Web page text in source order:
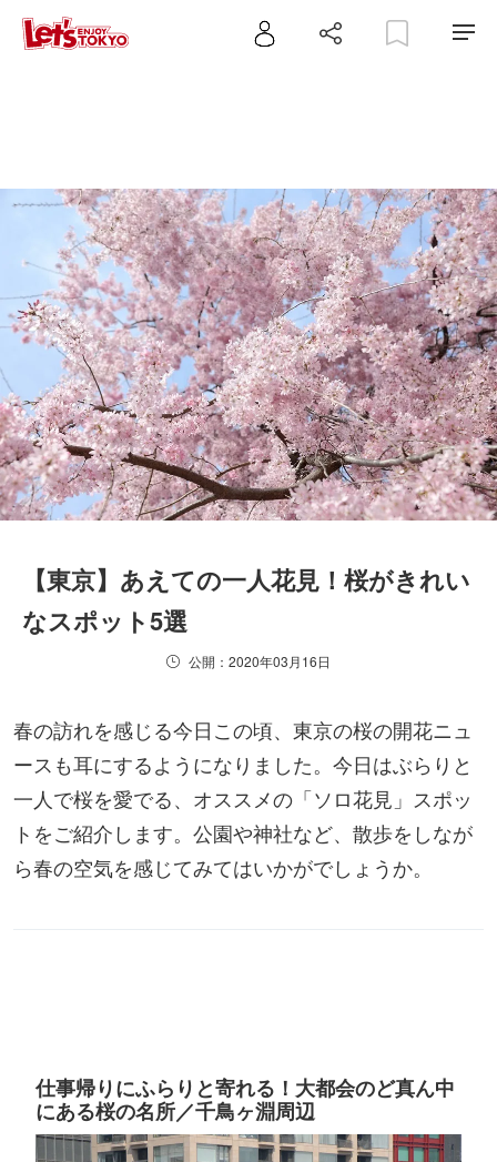
【東京】あえての一人花見！桜がきれい
なスポット5選
公開：2020年03月16日
春の訪れを感じる今日この頃、東京の桜の開花ニュ
ースも耳にするようになりました。今日はぶらりと
一人で桜を愛でる、オススメの「ソロ花見」スポッ
トをご紹介します。公園や神社など、散歩をしなが
ら春の空気を感じてみてはいかがでしょうか。
仕事帰りにふらりと寄れる！大都会のど真ん中
にある桜の名所／千鳥ヶ淵周辺